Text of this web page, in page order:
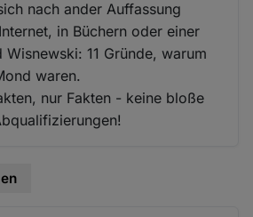
nach ander Auffassung
in Büchern oder einer
Wisnewski: 11 Gründe, warum
waren.
nur Fakten - keine bloße